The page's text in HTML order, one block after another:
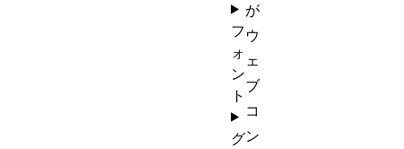
が
ウ
ェ
ブ
コ
ン
フ
ォ
ン
ト
グ